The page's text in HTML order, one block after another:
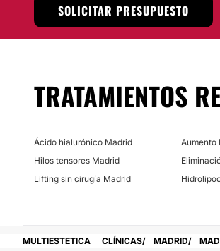
sus pacientes. Dispone de la
posible.
Posibilidad de videoconsulta:
Financiación o facilidades de pago:
SOLICITAR PRESUPUESTO
TRATAMIENTOS
Ácido hialurónico Madrid Aumento
Hilos tensores Madrid
Lifting sin cirugía Madrid
MULTIESTETICA CLÍNICAS MADRID